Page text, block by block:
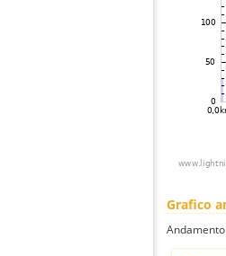
Grafico